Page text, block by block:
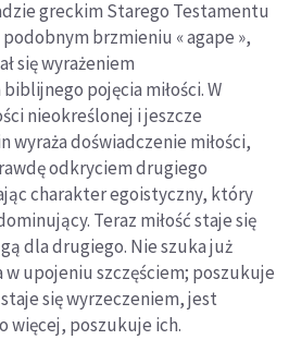
greckim Starego Testamentu
brzmieniu « agape »,
się wyrażeniem
pojęcia miłości. W
nieokreślonej i jeszcze
doświadczenie miłości,
odkryciem drugiego
charakter egoistyczny, który
Teraz miłość staje się
dla drugiego. Nie szuka już
w upojeniu szczęściem; poszukuje
się wyrzeczeniem, jest
więcej, poszukuje ich.